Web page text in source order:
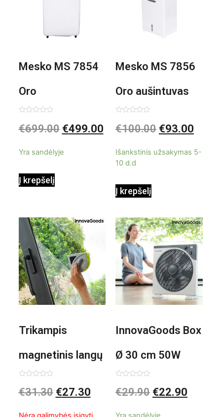
Mesko MS 7854
Oro
kondicionierius
0
iš
€699.00 €499.00
Yra sandėlyje
Į krepšelį
Mesko MS 7856
Oro aušintuvas
be ašmenų 3in1
0
iš
€100.00 €93.00
Išankstinis užsakymas 5-
10 d.d
Į krepšelį
Trikampis
magnetinis langų
valiklis Klinmag
0
iš
€31.30 €27.30
InnovaGoods Box
Ø 30 cm 50W
Baltai pilkas
0
iš
€29.90 €22.90